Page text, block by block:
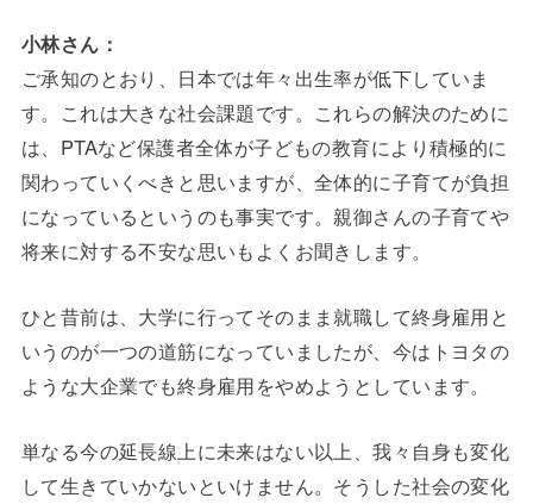
小林さん：
ご承知のとおり、日本では年々出生率が低下していま
す。これは大きな社会課題です。これらの解決のために
は、PTAなど保護者全体が子どもの教育により積極的に
関わっていくべきと思いますが、全体的に子育てが負担
になっているというのも事実です。親御さんの子育てや
将来に対する不安な思いもよくお聞きします。
ひと昔前は、大学に行ってそのまま就職して終身雇用と
いうのが一つの道筋になっていましたが、今はトヨタの
ような大企業でも終身雇用をやめようとしています。
単なる今の延長線上に未来はない以上、我々自身も変化
して生きていかないといけません。そうした社会の変化